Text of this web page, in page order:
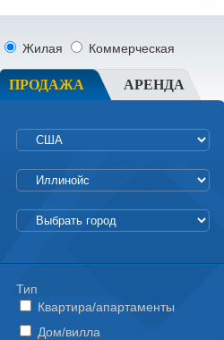
Жилая Коммерческая
ПРОДАЖА АРЕНДА
Тип
Квартира/апартаменты
Дом/вилла